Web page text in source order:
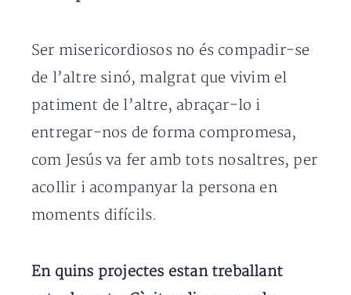
Ser misericordiosos no és compadir-se
de l’altre sinó, malgrat que vivim el
patiment de l’altre, abraçar-lo i
entregar-nos de forma compromesa,
com Jesús va fer amb tots nosaltres, per
acollir i acompanyar la persona en
moments difícils.
En quins projectes estan treballant